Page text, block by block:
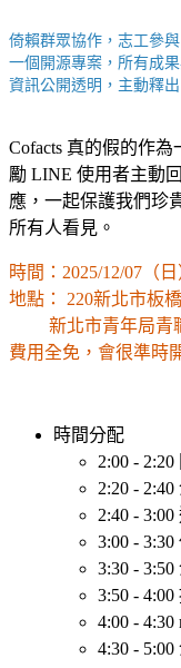
倚賴群眾協作，志工參
一個開源專案，所有成
資訊公開透明，主動釋
Cofacts 真的假的作
勵 LINE 使用者主動
應，一起保護我們珍
所有人看見。
時間：2025/12/07（
地點： 220新北市板
新北市青年局青
費用全免，會很準時
時間分配
2:00 - 2:20
2:20 -
2:40 -
3:00 -
3:30 -
3:50 -
4:00 -
4:30 -